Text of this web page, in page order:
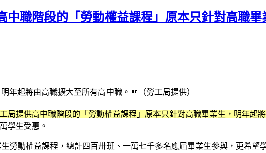
中職階段的「勞動權益課程」原本只針對高職
年起將由高職擴大至所有高中職。（勞工局提供）
局提供高中職階段的「勞動權益課程」原本只針對高職畢業生，明年起
學生受惠。
勞動權益課程，總計四百卅班、一萬七千多名應屆畢業生參與，更希